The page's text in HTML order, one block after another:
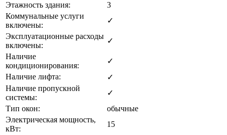
Этажность здания:
3
Коммунальные услуги
включены:
✓
Эксплуатационные расходы
включены:
✓
Наличие
кондиционирования:
✓
Наличие лифта:
✓
Наличие пропускной
системы:
✓
Тип окон:
обычные
Электрическая мощность,
кВт:
15